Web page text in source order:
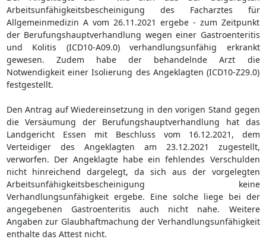
Arbeitsunfähigkeitsbescheinigung des Facharztes für
Allgemeinmedizin A vom 26.11.2021 ergebe - zum Zeitpunkt
der Berufungshauptverhandlung wegen einer Gastroenteritis
und Kolitis (ICD10-A09.0) verhandlungsunfähig erkrankt
gewesen. Zudem habe der behandelnde Arzt die
Notwendigkeit einer Isolierung des Angeklagten (ICD10-Z29.0)
festgestellt.
Den Antrag auf Wiedereinsetzung in den vorigen Stand gegen
die Versäumung der Berufungshauptverhandlung hat das
Landgericht Essen mit Beschluss vom 16.12.2021, dem
Verteidiger des Angeklagten am 23.12.2021 zugestellt,
verworfen. Der Angeklagte habe ein fehlendes Verschulden
nicht hinreichend dargelegt, da sich aus der vorgelegten
Arbeitsunfähigkeitsbescheinigung keine
Verhandlungsunfähigkeit ergebe. Eine solche liege bei der
angegebenen Gastroenteritis auch nicht nahe. Weitere
Angaben zur Glaubhaftmachung der Verhandlungsunfähigkeit
enthalte das Attest nicht.